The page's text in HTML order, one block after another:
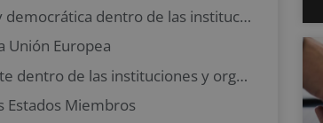
Parlamento Europeo: la representación política y democrática dentro de las instituciones y organismos de la Unión Europea
Unión Europea
Comisión Europea: poder ejecutivo independiente dentro de las instituciones y organismos de la Unión Europea
Estados Miembros